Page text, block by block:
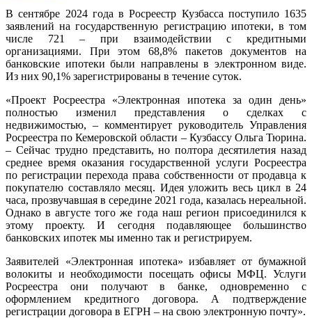
В сентябре 2024 года в Росреестр Кузбасса поступило 1635
заявлений на государственную регистрацию ипотеки, в том
числе 721 – при взаимодействии с кредитными
организациями. При этом 68,8% пакетов документов на
банковские ипотеки были направлены в электронном виде.
Из них 90,1% зарегистрированы в течение суток.
«Проект Росреестра «Электронная ипотека за один день»
полностью изменил представления о сделках с
недвижимостью, – комментирует руководитель Управления
Росреестра по Кемеровской области – Кузбассу Ольга Тюрина.
– Сейчас трудно представить, но полтора десятилетия назад
среднее время оказания государственной услуги Росреестра
по регистрации перехода права собственности от продавца к
покупателю составляло месяц. Идея уложить весь цикл в 24
часа, прозвучавшая в середине 2021 года, казалась нереальной.
Однако в августе того же года наш регион присоединился к
этому проекту. И сегодня подавляющее большинство
банковских ипотек мы именно так и регистрируем.
Заявителей «Электронная ипотека» избавляет от бумажной
волокиты и необходимости посещать офисы МФЦ. Услуги
Росреестра они получают в банке, одновременно с
оформлением кредитного договора. А подтверждение
регистрации договора в ЕГРН – на свою электронную почту».